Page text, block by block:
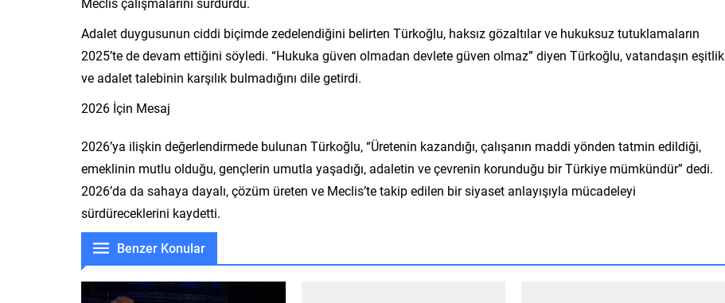
Adalet duygusunun ciddi biçimde zedelendiğini belirten Türkoğlu, haksız gözaltılar ve hukuksuz tutuklamaların
2025’te de devam ettiğini söyledi. “Hukuka güven olmadan devlete güven olmaz” diyen Türkoğlu, vatandaşın eşitlik
ve adalet talebinin karşılık bulmadığını dile getirdi.
2026 İçin Mesaj
2026’ya ilişkin değerlendirmede bulunan Türkoğlu, “Üretenin kazandığı, çalışanın maddi yönden tatmin edildiği,
emeklinin mutlu olduğu, gençlerin umutla yaşadığı, adaletin ve çevrenin korunduğu bir Türkiye mümkündür” dedi.
2026’da da sahaya dayalı, çözüm üreten ve Meclis’te takip edilen bir siyaset anlayışıyla mücadeleyi
sürdüreceklerini kaydetti.
Benzer Konular